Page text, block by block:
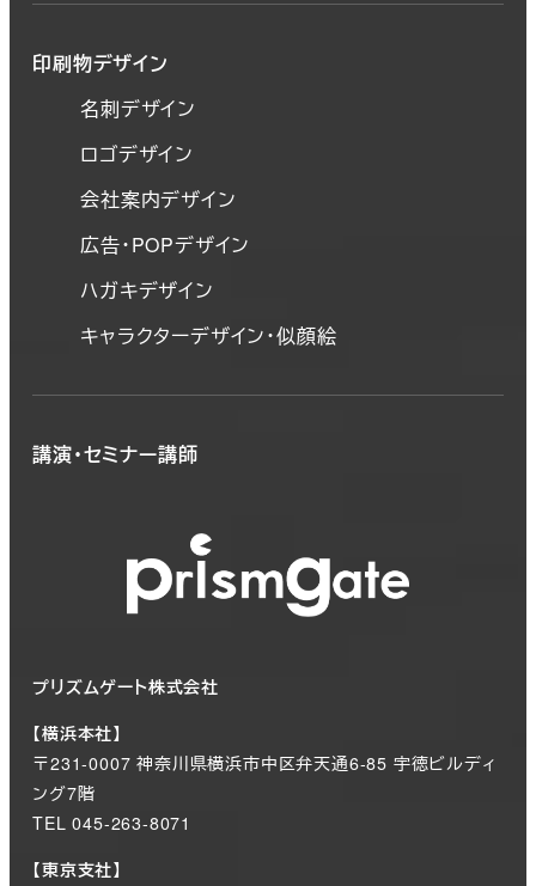
印刷物デザイン
名刺デザイン
ロゴデザイン
会社案内デザイン
広告・POPデザイン
ハガキデザイン
キャラクターデザイン・似顔絵
講演・セミナー講師
プリズムゲート株式会社
【横浜本社】
〒231-0007 神奈川県横浜市中区弁天通6-85 宇徳ビルディ
ング7階
TEL 045-263-8071
【東京支社】